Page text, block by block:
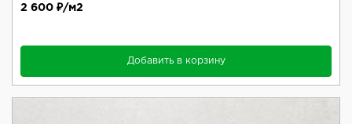
2 600 ₽/м2
Добавить в корзину